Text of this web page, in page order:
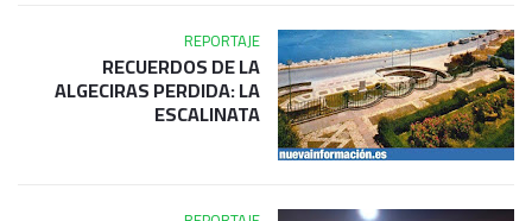
REPORTAJE
RECUERDOS DE LA
ALGECIRAS PERDIDA: LA
ESCALINATA